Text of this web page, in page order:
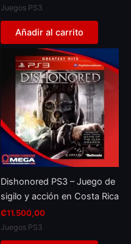
Juegos PS3
Añadir al carrito
Dishonored PS3 – Juego de
sigilo y acción en Costa Rica
₡11.500,00
Juegos PS3